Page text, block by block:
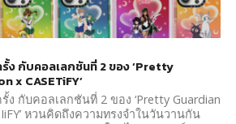
ง กับคอลเลกชันที่ 2 ของ ‘Pretty
x CASETiFY’
กับคอลเลกชันที่ 2 ของ ‘Pretty Guardian
หวนคิดถึงความทรงจำในวันวานกัน